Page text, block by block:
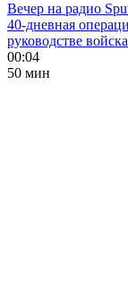
Вечер на радио
40-дневная
руководстве
00:04
50 мин